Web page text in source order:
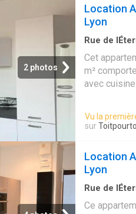
2 photos
Location
Lyon
Rue de
Cet
m²
avec
Vu la
sur
Location
Lyon
Rue de
Ce